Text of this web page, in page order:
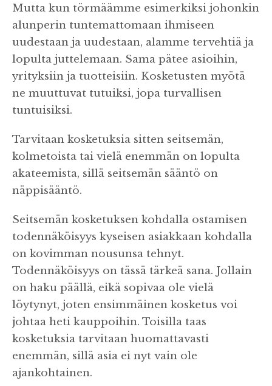
Mutta kun törmäämme esimerkiksi johonkin
alunperin tuntemattomaan ihmiseen
uudestaan ja uudestaan, alamme tervehtiä ja
lopulta juttelemaan. Sama pätee asioihin,
yrityksiin ja tuotteisiin. Kosketusten myötä
ne muuttuvat tutuiksi, jopa turvallisen
tuntuisiksi.
Tarvitaan kosketuksia sitten seitsemän,
kolmetoista tai vielä enemmän on lopulta
akateemista, sillä seitsemän sääntö on
näppisääntö.
Seitsemän kosketuksen kohdalla ostamisen
todennäköisyys kyseisen asiakkaan kohdalla
on kovimman nousunsa tehnyt.
Todennäköisyys on tässä tärkeä sana. Jollain
on haku päällä, eikä sopivaa ole vielä
löytynyt, joten ensimmäinen kosketus voi
johtaa heti kauppoihin. Toisilla taas
kosketuksia tarvitaan huomattavasti
enemmän, sillä asia ei nyt vain ole
ajankohtainen.